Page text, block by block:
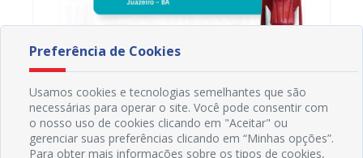
Juazeiro recebe I Encontro do Artesanato
Baiano do Vale do Rio São Francisco;
inscrições estão abertas
25/07/2026 19H09
Preferência de Cookies
Usamos cookies e tecnologias semelhantes que são
necessárias para operar o site. Você pode consentir com
o nosso uso de cookies clicando em "Aceitar" ou
gerenciar suas preferências clicando em “Minhas opções”.
Para obter mais informações sobre os tipos de cookies,